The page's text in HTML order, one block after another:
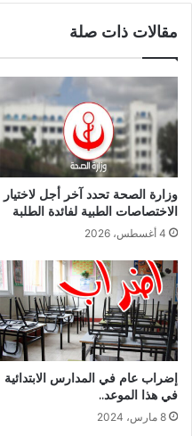
مقالات ذات صلة
وزارة الصحة تحدد آخر أجل لاختيار
الاختصاصات الطبية لفائدة الطلبة
4 أغسطس، 2026
إضراب عام في المدارس الابتدائية
في هذا الموعد..
8 مارس، 2024